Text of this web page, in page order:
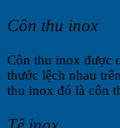
Côn thu inox
Côn thu inox được
thước lệch nhau
thu inox đó là côn